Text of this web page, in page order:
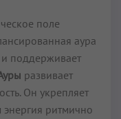
поле
аура
поддерживает
развивает
Он укрепляет
энергия ритмично